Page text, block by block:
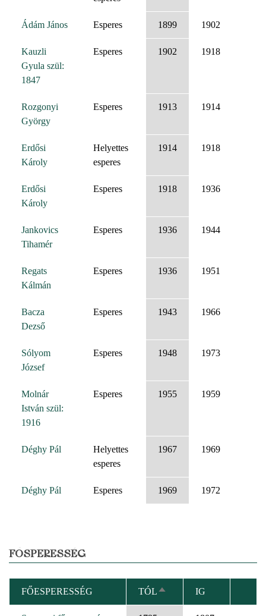
Ádám János Esperes 1899 1902
Kauzli
Gyula szül:
1847
Esperes 1902 1918
Rozgonyi
György
Esperes 1913 1914
Erdősi
Károly
Helyettes
esperes
1914 1918
Erdősi
Károly
Esperes 1918 1936
Jankovics
Tihamér
Esperes 1936 1944
Regats
Kálmán
Esperes 1936 1951
Bacza
Dezső
Esperes 1943 1966
Sólyom
József
Esperes 1948 1973
Molnár
István szül:
1916
Esperes 1955 1959
Déghy Pál
Helyettes
esperes
1967 1969
Déghy Pál Esperes 1969 1972
FŐSPERESSÉG
FŐESPERESSÉG TÓLCSÖKKENŐ
RENDEZÉS
IG